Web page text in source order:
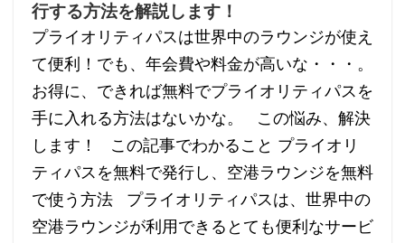
行する方法を解説します！
プライオリティパスは世界中のラウンジが使え
て便利！でも、年会費や料金が高いな・・・。
お得に、できれば無料でプライオリティパスを
手に入れる方法はないかな。 この悩み、解決
します！ この記事でわかること プライオリ
ティパスを無料で発行し、空港ラウンジを無料
で使う方法 プライオリティパスは、世界中の
空港ラウンジが利用できるとても便利なサービ